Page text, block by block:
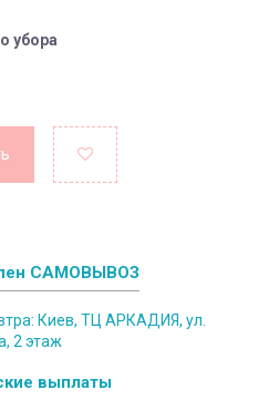
убора
САМОВЫВОЗ
Киев, ТЦ АРКАДИЯ, ул.
2 этаж
выплаты